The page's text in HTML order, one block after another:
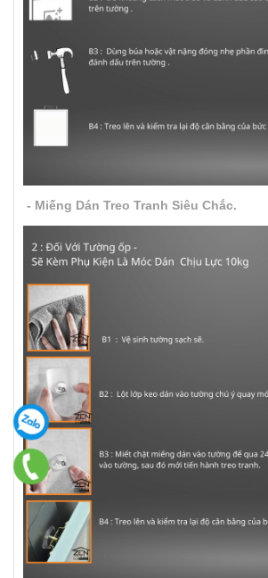
- Miếng Dán Treo Tranh Siêu Chắc.